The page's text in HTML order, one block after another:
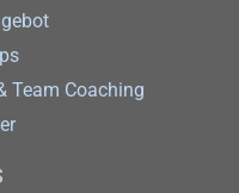
Team Coaching